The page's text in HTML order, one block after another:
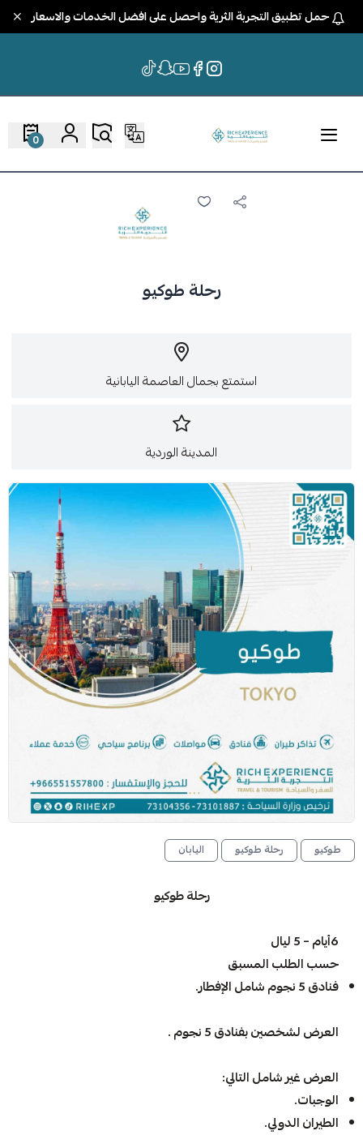
حمل تطبيق التجربة الثرية واحصل على افضل الخدمات والاسعار
0
رحلة طوكيو
استمتع بجمال العاصمة اليابانية
المدينة الوردية
طوكيو رحلة طوكيو اليابان
رحلة طوكيو
6أيام – 5 ليال
حسب الطلب المسبق
فنادق 5 نجوم شامل الإفطار.
العرض لشخصين بفنادق 5 نجوم .
العرض غير شامل التالي:
الوجبات.
الطيران الدولي.